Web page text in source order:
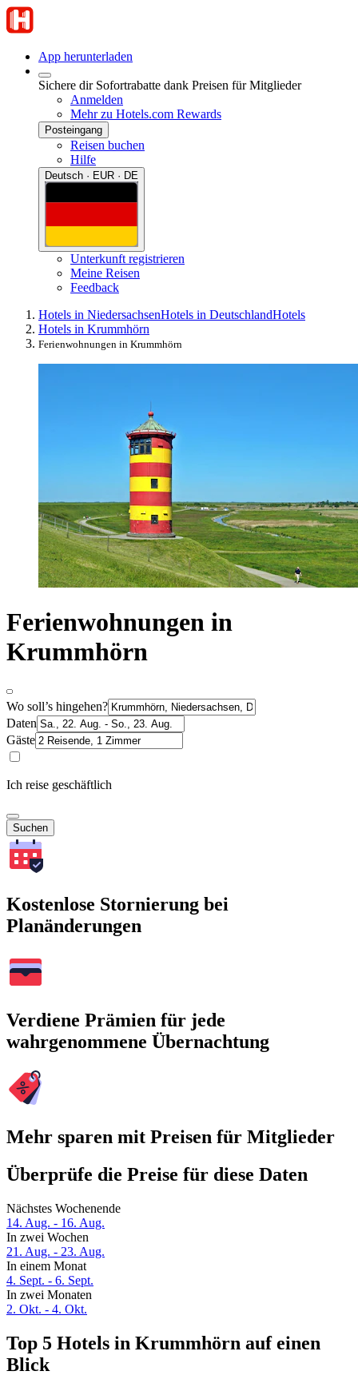
App herunterladen
Sichere dir Sofortrabatte dank Preisen für Mitglieder
Anmelden
Mehr zu Hotels.com Rewards
Posteingang
Reisen buchen
Hilfe
Deutsch · EUR · DE
Unterkunft registrieren
Meine Reisen
Feedback
Hotels in NiedersachsenHotels in DeutschlandHotels
Hotels in Krummhörn
Ferienwohnungen in Krummhörn
Ferienwohnungen in
Krummhörn
Wo soll’s hingehen?
Daten
Gäste
Ich reise geschäftlich
Suchen
Kostenlose Stornierung bei
Planänderungen
Verdiene Prämien für jede
wahrgenommene Übernachtung
Mehr sparen mit Preisen für Mitglieder
Überprüfe die Preise für diese Daten
Nächstes Wochenende
14. Aug. - 16. Aug.
In zwei Wochen
21. Aug. - 23. Aug.
In einem Monat
4. Sept. - 6. Sept.
In zwei Monaten
2. Okt. - 4. Okt.
Top 5 Hotels in Krummhörn auf einen
Blick